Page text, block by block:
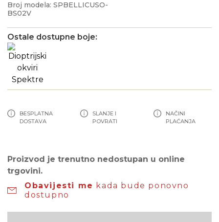
Broj modela: SPBELLICUSO-
BS02V
Ostale dostupne boje:
BESPLATNA
DOSTAVA
SLANJE I
POVRATI
NAČINI
PLAĆANJA
Proizvod je trenutno nedostupan u online
trgovini.
Obavijesti me kada bude ponovno
dostupno